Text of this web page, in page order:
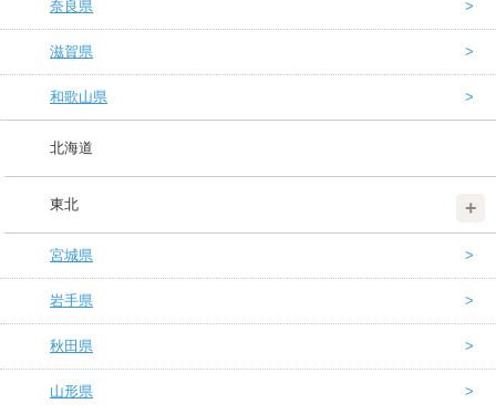
奈良県
滋賀県
和歌山県
北海道
東北
宮城県
岩手県
秋田県
山形県